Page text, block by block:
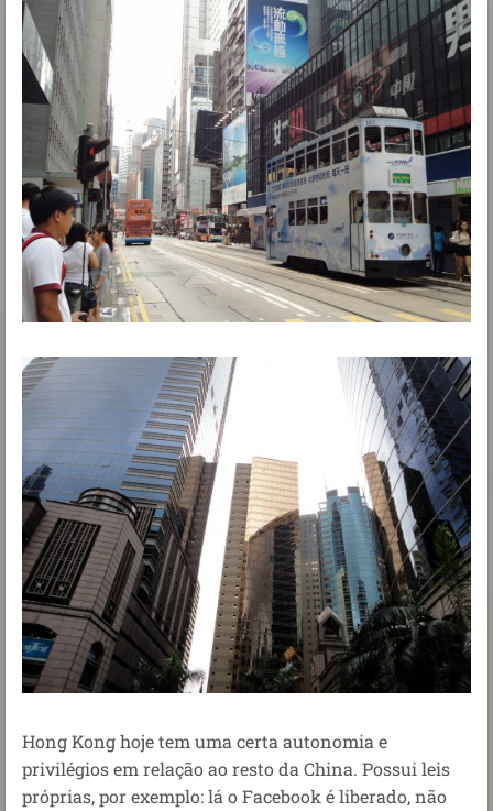
Hong Kong hoje tem uma certa autonomia e
privilégios em relação ao resto da China. Possui leis
próprias, por exemplo: lá o Facebook é liberado, não